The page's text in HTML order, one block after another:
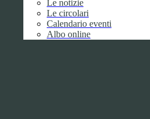
Le notizie
Le circolari
Calendario eventi
Albo online
Luglio
Agosto
Settembre
Ottobre